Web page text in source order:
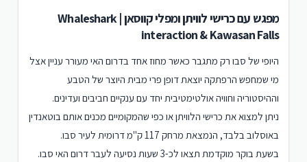
מפגש עם כרישי לוויתן ומפלי קווסאן | Whaleshark
interaction & Kawasan Falls
היופי של סבו רק מתגבר כאשר מחוז אחד בדרום האי מעורר עניין אצל
מי שמחפש הרפתקה יוצאת דופן פרי מבית היוצר של הטבע
וההיסטוריה וחוויה אולטימטיבית יחד עם ענקיים חביבים ועדינים.
ניתן למצוא את כרישי הלוויתן או כפי שהמקומיים מכנים אותם בוטאנדין
באוסלוב בלבד, הנמצאת מרחק 117 ק"מ דרומית לעיר סבו.
בשעת בוקר מוקדמת תצאו לכ-3 שעות נסיעה לעבר דרום האי סבו.